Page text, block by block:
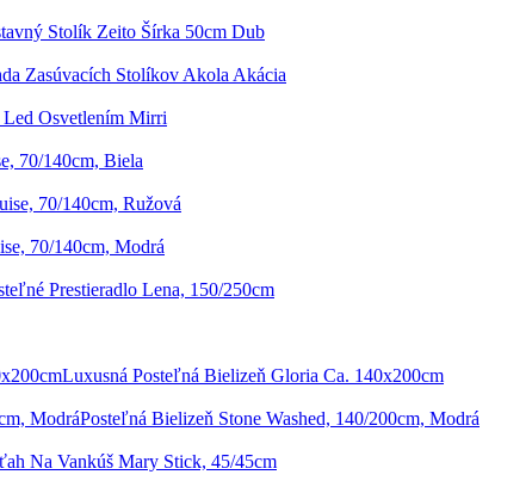
Stolík Zeito Šírka 50cm Dub
Zasúvacích Stolíkov Akola Akácia
Osvetlením Mirri
70/140cm, Biela
70/140cm, Ružová
70/140cm, Modrá
Prestieradlo Lena, 150/250cm
Luxusná Posteľná Bielizeň Gloria Ca. 140x200cm
Posteľná Bielizeň Stone Washed, 140/200cm, Modrá
Na Vankúš Mary Stick, 45/45cm